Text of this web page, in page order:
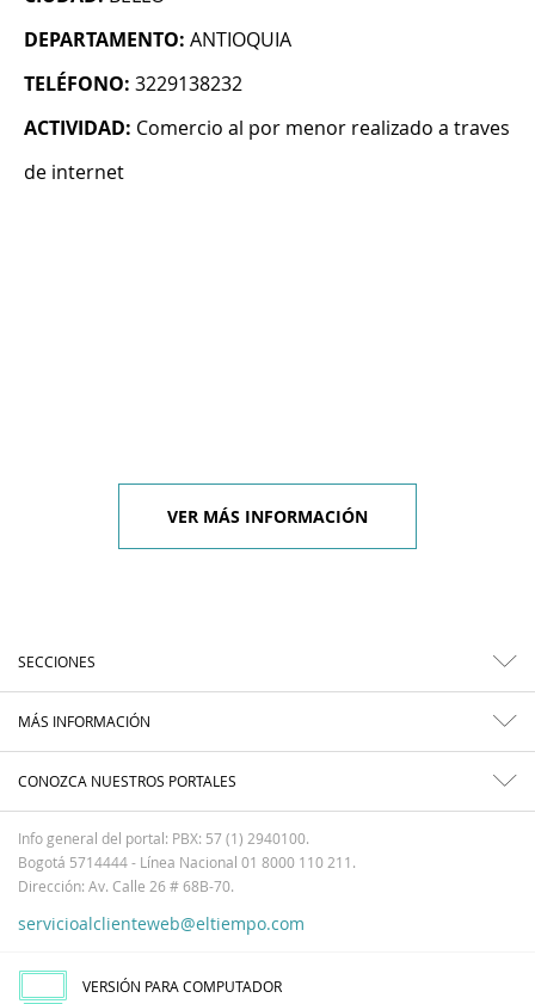
DEPARTAMENTO: ANTIOQUIA
TELÉFONO: 3229138232
ACTIVIDAD: Comercio al por menor realizado a traves
de internet
VER MÁS INFORMACIÓN
SECCIONES
MÁS INFORMACIÓN
CONOZCA NUESTROS PORTALES
Info general del portal: PBX: 57 (1) 2940100.
Bogotá 5714444 - Línea Nacional 01 8000 110 211.
Dirección: Av. Calle 26 # 68B-70.
servicioalclienteweb@eltiempo.com
VERSIÓN PARA COMPUTADOR